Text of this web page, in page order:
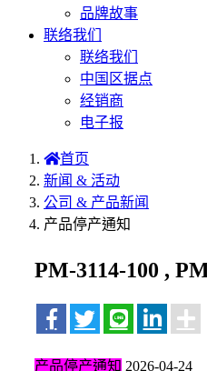
品牌故事
联络我们
联络我们
中国区据点
经销商
电子报
首页
新闻 & 活动
公司 & 产品新闻
产品停产通知
PM-3114-100 ,
产品停产通知 2026-04-24